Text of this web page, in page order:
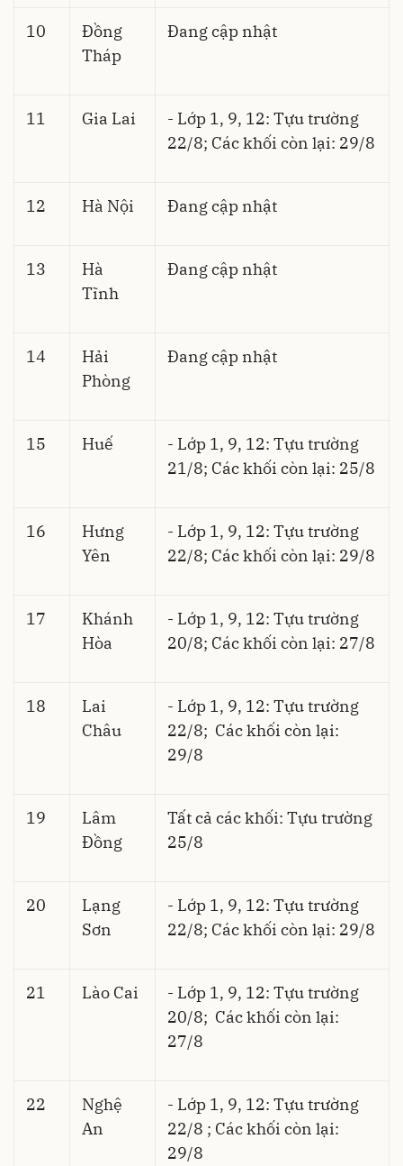
10
Đồng
Tháp
Đang cập nhật
11 Gia Lai
- Lớp 1, 9, 12: Tựu trường
22/8; Các khối còn lại: 29/8
12 Hà Nội Đang cập nhật
13
Hà
Tĩnh
Đang cập nhật
14
Hải
Phòng
Đang cập nhật
15 Huế
- Lớp 1, 9, 12: Tựu trường
21/8; Các khối còn lại: 25/8
16
Hưng
Yên
- Lớp 1, 9, 12: Tựu trường
22/8; Các khối còn lại: 29/8
17
Khánh
Hòa
- Lớp 1, 9, 12: Tựu trường
20/8; Các khối còn lại: 27/8
18
Lai
Châu
- Lớp 1, 9, 12: Tựu trường
22/8; Các khối còn lại:
29/8
19
Lâm
Đồng
Tất cả các khối: Tựu trường
25/8
20
Lạng
Sơn
- Lớp 1, 9, 12: Tựu trường
22/8; Các khối còn lại: 29/8
21 Lào Cai
- Lớp 1, 9, 12: Tựu trường
20/8; Các khối còn lại:
27/8
22
Nghệ
An
- Lớp 1, 9, 12: Tựu trường
22/8 ; Các khối còn lại:
29/8